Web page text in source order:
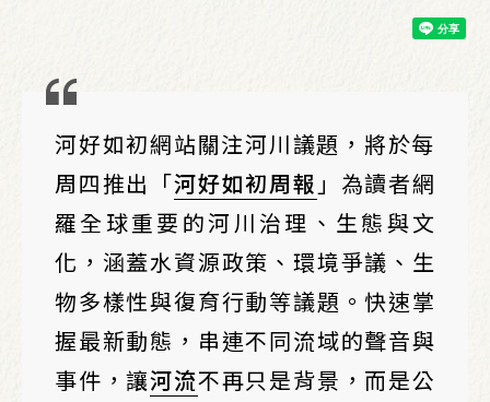
河好如初網站關注河川議題，將於每
周四推出「河好如初周報 」為讀者網
羅全球重要的河川治理、生態與文
化，涵蓋水資源政策、環境爭議、生
物多樣性與復育行動等議題。快速掌
握最新動態，串連不同流域的聲音與
事件，讓河流不再只是背景，而是公